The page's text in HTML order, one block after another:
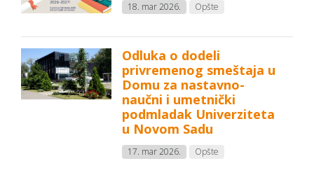
18. mar 2026. Opšte
Odluka o dodeli
privremenog smeštaja u
Domu za nastavno-
naučni i umetnički
podmladak Univerziteta
u Novom Sadu
17. mar 2026. Opšte